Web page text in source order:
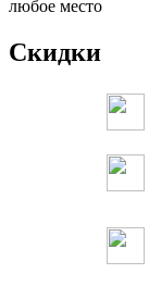
любое место
Скидки